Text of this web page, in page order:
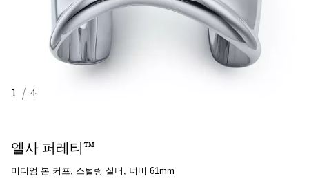
1 / 4
엘사 퍼레티™
미디엄 본 커프, 스털링 실버, 너비 61mm